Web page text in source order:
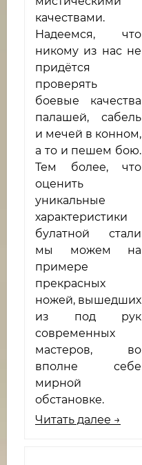
качествами.
Надеемся, что
никому из нас не
придётся
проверять
боевые качества
палашей, сабель
и мечей в конном,
а то и пешем бою.
Тем более, что
оценить
уникальные
характеристики
булатной стали
мы можем на
примере
прекрасных
ножей, вышедших
из под рук
современных
мастеров, во
вполне себе
мирной
обстановке.
Читать далее →